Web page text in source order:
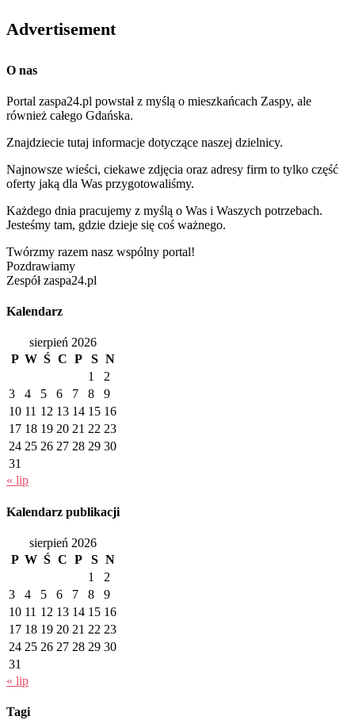
Advertisement
O nas
Portal zaspa24.pl powstał z myślą o mieszkańcach Zaspy, ale
również całego Gdańska.
Znajdziecie tutaj informacje dotyczące naszej dzielnicy.
Najnowsze wieści, ciekawe zdjęcia oraz adresy firm to tylko część
oferty jaką dla Was przygotowaliśmy.
Każdego dnia pracujemy z myślą o Was i Waszych potrzebach.
Jesteśmy tam, gdzie dzieje się coś ważnego.
Twórzmy razem nasz wspólny portal!
Pozdrawiamy
Zespół zaspa24.pl
Kalendarz
sierpień 2026
P W Ś C P S N
1
2
3
4 5 6 7 8
9
10 11 12 13 14 15 16
17 18 19 20 21 22 23
24 25 26 27 28 29 30
31
« lip
Kalendarz publikacji
sierpień 2026
P W Ś C P S N
1
2
3
4 5 6 7 8
9
10 11 12 13 14 15 16
17 18 19 20 21 22 23
24 25 26 27 28 29 30
31
« lip
Tagi